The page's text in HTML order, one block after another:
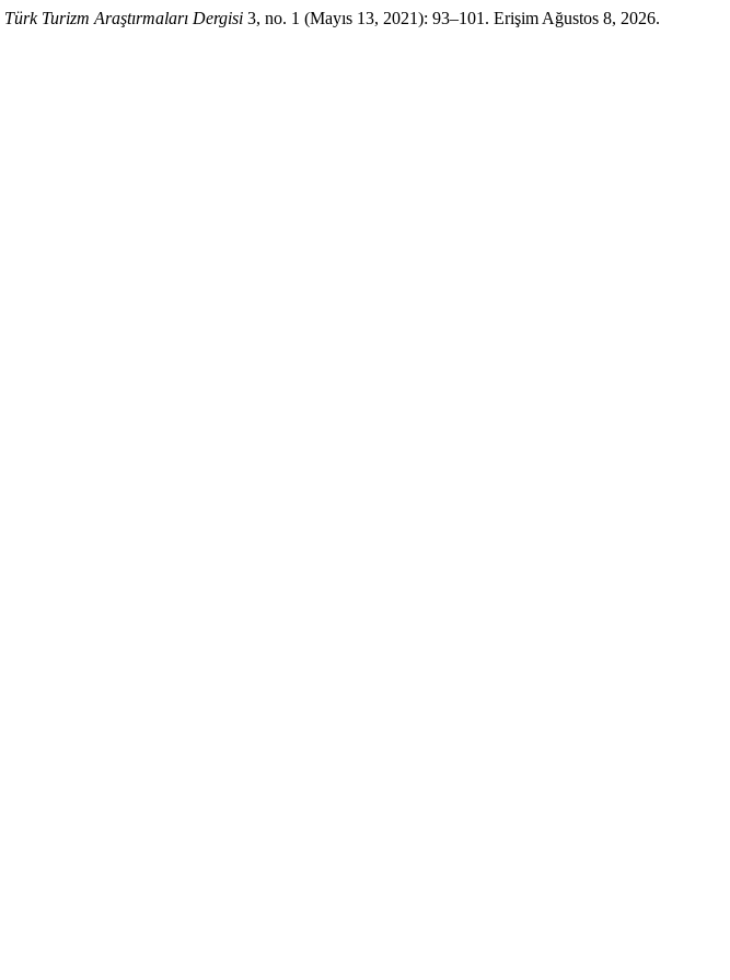
Türk Turizm Araştırmaları Dergisi 3, no. 1 (Mayıs 13, 2021): 93–101. Erişim Ağustos 8, 2026.